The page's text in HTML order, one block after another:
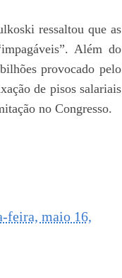
ressaltou que as
Além do
provocado pelo
de pisos salariais
no Congresso.
feira, maio 16,